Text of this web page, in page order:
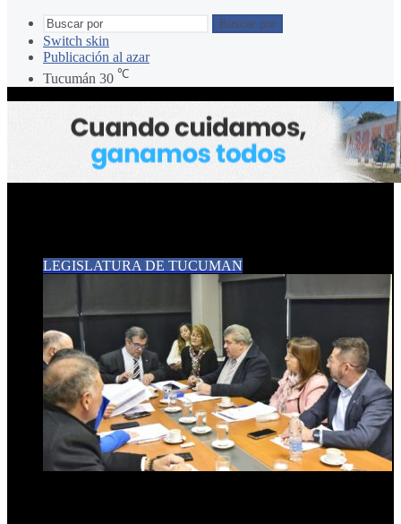
Buscar por
Switch skin
Publicación al azar
Tucumán 30 ℃
LEGISLATURA DE TUCUMAN